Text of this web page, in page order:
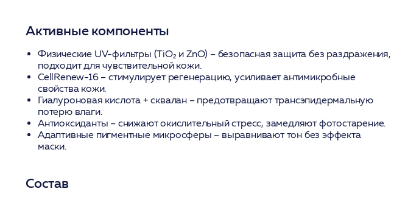
Активные компоненты
Физические UV-фильтры (TiO₂ и ZnO) – безопасная защита без раздражения,
подходит для чувствительной кожи.
CellRenew-16– стимулирует регенерацию, усиливает антимикробные
свойства кожи.
Гиалуроновая кислота + сквалан – предотвращают трансэпидермальную
потерю влаги.
Антиоксиданты – снижают окислительный стресс, замедляют фотостарение.
Адаптивные пигментные микросферы – выравнивают тон без эффекта
маски.
Состав